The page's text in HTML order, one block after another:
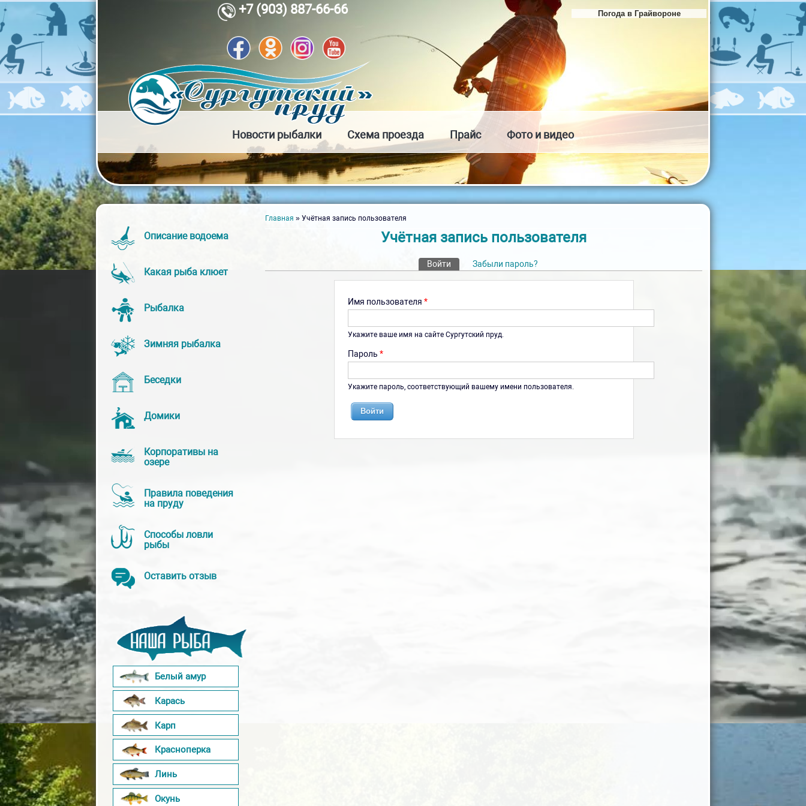
Перейти к основному содержанию +7 (903) 887-66-66 Погода в Грайвороне
Новости рыбалки Схема проезда Прайс Фото и видео
Вы здесь
Главная » Учётная запись пользователя
Учётная запись пользователя
Войти (активная вкладка)
Забыли пароль?
Имя пользователя *
Укажите ваше имя на сайте Сургутский пруд.
Пароль *
Укажите пароль, соответствующий вашему имени пользователя.
Описание водоема
Какая рыба клюет
Рыбалка
Зимняя рыбалка
Беседки
Домики
Корпоративы на
озере
Правила поведения
на пруду
Способы ловли
рыбы
Оставить отзыв
Белый амур
Карась
Карп
Красноперка
Линь
Окунь